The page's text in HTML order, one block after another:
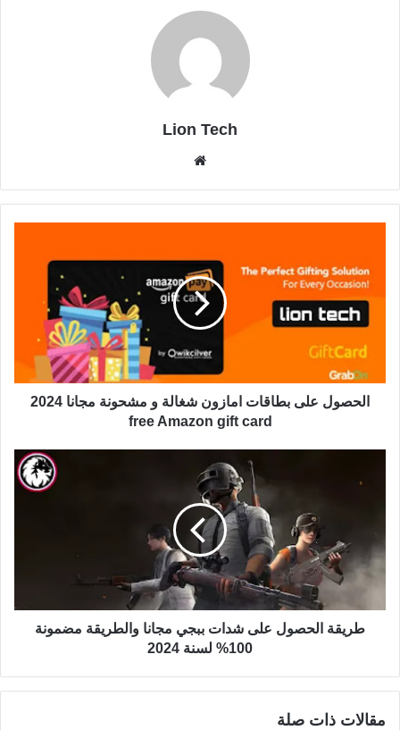
Lion Tech
الحصول على بطاقات امازون شغالة و مشحونة مجانا 2024
free Amazon gift card
طريقة الحصول على شدات ببجي مجانا والطريقة مضمونة
100% لسنة 2024
مقالات ذات صلة